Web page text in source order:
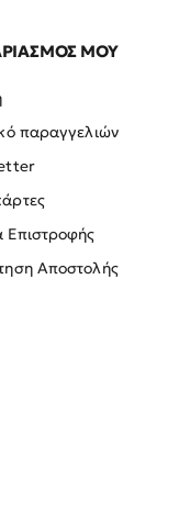
ΜΟΥ
παραγγελιών
Αποστολής